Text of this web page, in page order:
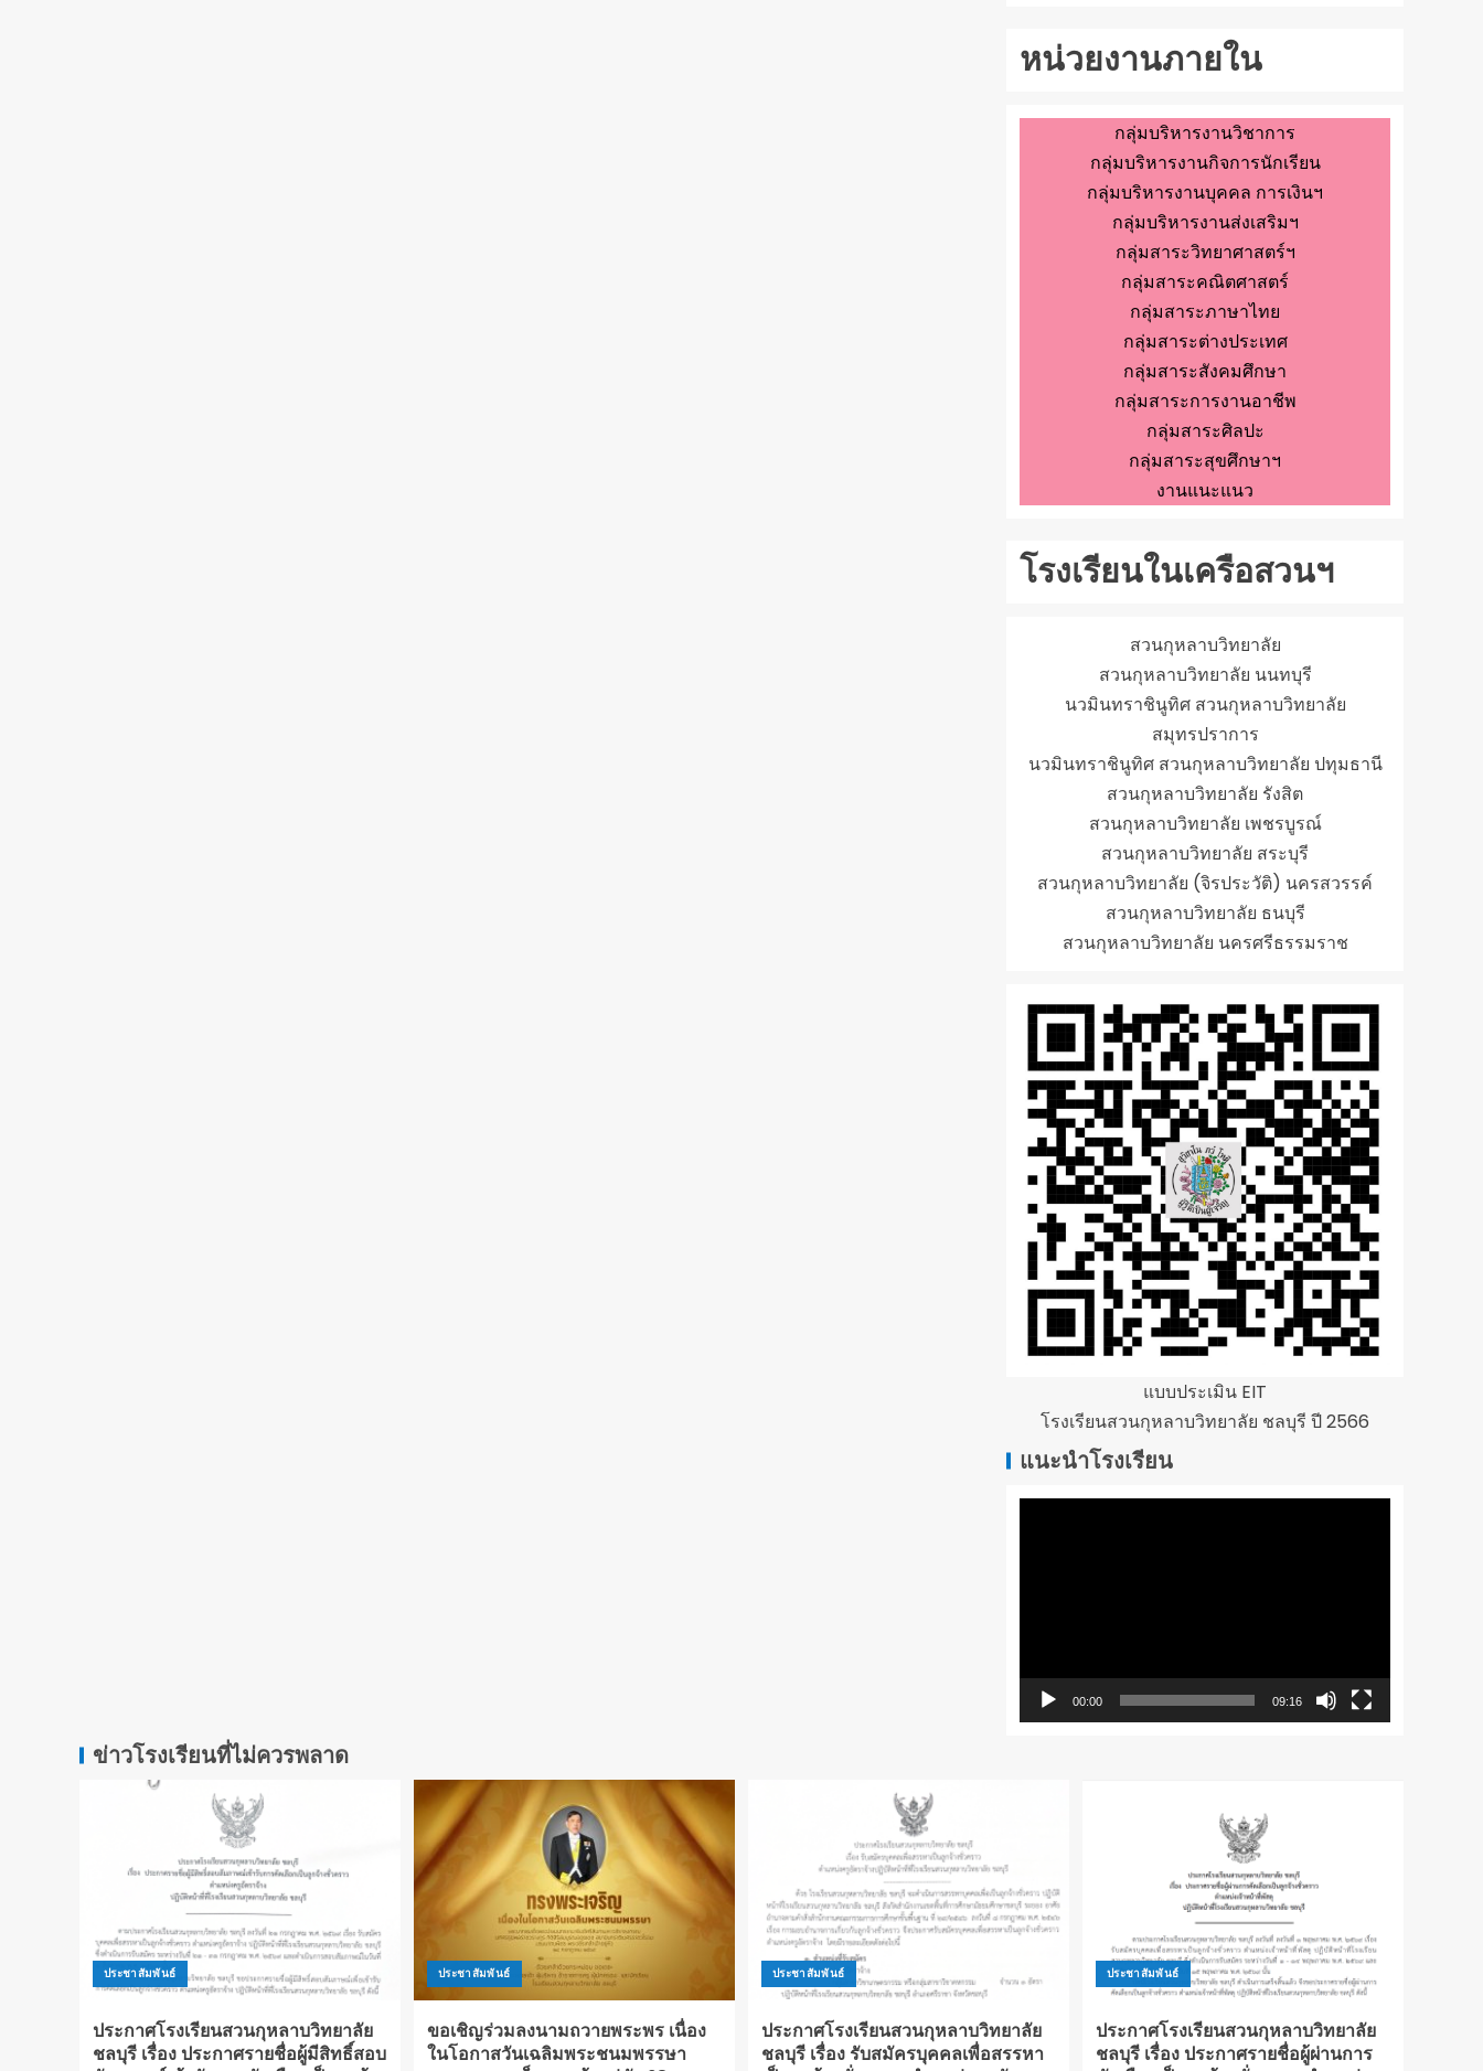
หน่วยงานภายใน
กลุ่มบริหารงานวิชาการ
กลุ่มบริหารงานกิจการนักเรียน
กลุ่มบริหารงานบุคคล การเงินฯ
กลุ่มบริหารงานส่งเสริมฯ
กลุ่มสาระวิทยาศาสตร์ฯ
กลุ่มสาระคณิตศาสตร์
กลุ่มสาระภาษาไทย
กลุ่มสาระต่างประเทศ
กลุ่มสาระสังคมศึกษา
กลุ่มสาระการงานอาชีพ
กลุ่มสาระศิลปะ
กลุ่มสาระสุขศึกษาฯ
งานแนะแนว
โรงเรียนในเครือสวนฯ
สวนกุหลาบวิทยาลัย
สวนกุหลาบวิทยาลัย นนทบุรี
นวมินทราชินูทิศ สวนกุหลาบวิทยาลัย
สมุทรปราการ
นวมินทราชินูทิศ สวนกุหลาบวิทยาลัย ปทุมธานี
สวนกุหลาบวิทยาลัย รังสิต
สวนกุหลาบวิทยาลัย เพชรบูรณ์
สวนกุหลาบวิทยาลัย สระบุรี
สวนกุหลาบวิทยาลัย (จิรประวัติ) นครสวรรค์
สวนกุหลาบวิทยาลัย ธนบุรี
สวนกุหลาบวิทยาลัย นครศรีธรรมราช
แบบประเมิน EIT
โรงเรียนสวนกุหลาบวิทยาลัย ชลบุรี ปี 2566
แนะนำโรงเรียน
00:00 09:16
ข่าวโรงเรียนที่ไม่ควรพลาด
ประชาสัมพันธ์
ประกาศโรงเรียนสวนกุหลาบวิทยาลัย
ชลบุรี เรื่อง ประกาศรายชื่อผู้มีสิทธิ์สอบ
ประชาสัมพันธ์
ขอเชิญร่วมลงนามถวายพระพร เนื่อง
ในโอกาสวันเฉลิมพระชนมพรรษา
ประชาสัมพันธ์
ประกาศโรงเรียนสวนกุหลาบวิทยาลัย
ชลบุรี เรื่อง รับสมัครบุคคลเพื่อสรรหา
ประชาสัมพันธ์
ประกาศโรงเรียนสวนกุหลาบวิทยาลัย
ชลบุรี เรื่อง ประกาศรายชื่อผู้ผ่านการ